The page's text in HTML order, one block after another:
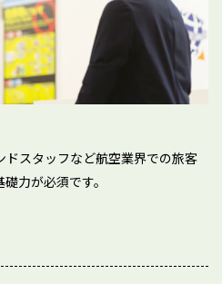
スタッフなど航空業界での旅客
力が必須です。